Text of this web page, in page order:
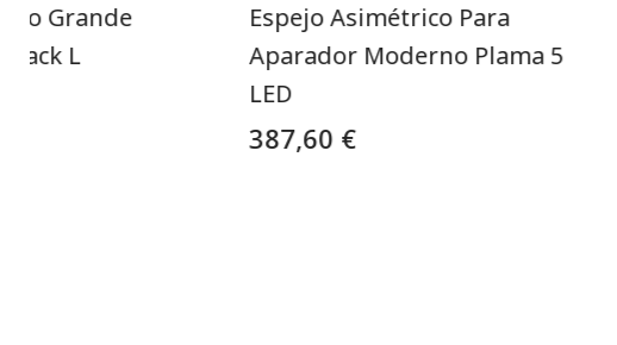
Grande
L
Espejo Asimétrico Para
Aparador Moderno Plama 5
LED
387,60 €